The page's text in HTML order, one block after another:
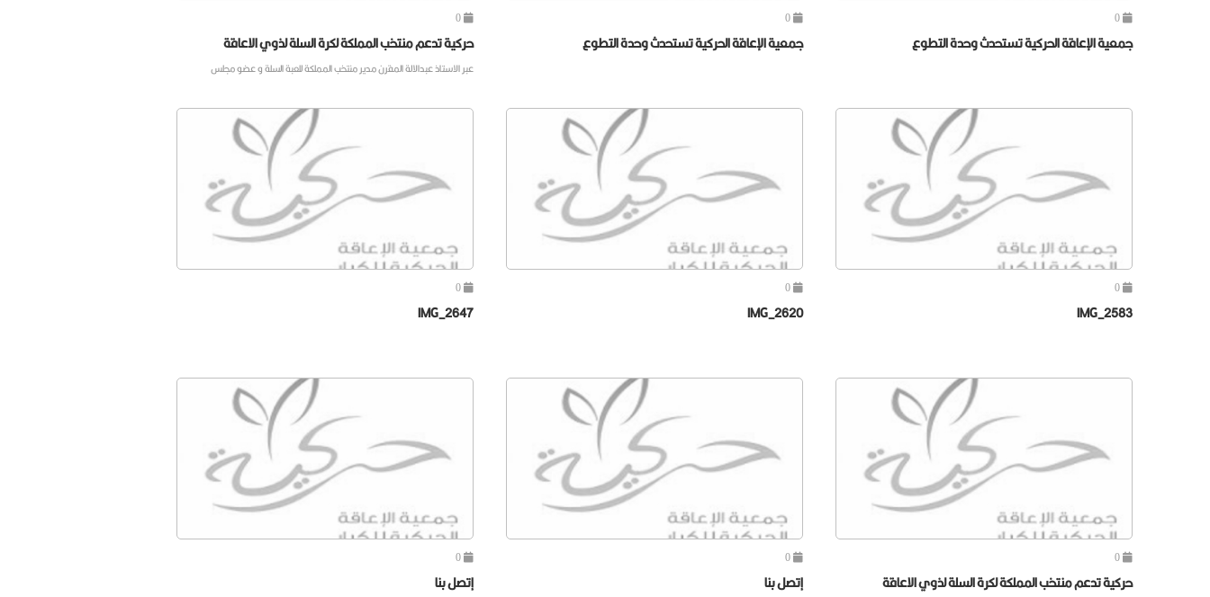
0
جمعية الإعاقة الحركية تستحدث وحدة التطوع
0
جمعية الإعاقة الحركية تستحدث وحدة التطوع
0
حركية تدعم منتخب المملكة لكرة السلة لذوي الاعاقة
عبر الاستاذ عبدالالة المقرن مدير منتخب المملكة للعبة السلة و عضو مجلس
0
IMG_2583
0
IMG_2620
0
IMG_2647
0
حركية تدعم منتخب المملكة لكرة السلة لذوي الاعاقة
0
إتصل بنا
0
إتصل بنا